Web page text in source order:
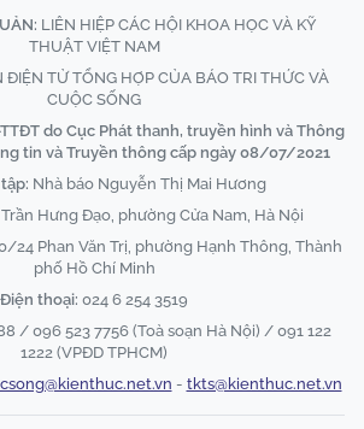
LIÊN HIỆP CÁC HỘI KHOA HỌC VÀ KỸ
THUẬT VIỆT NAM
ĐIỆN TỬ TỔNG HỢP CỦA BÁO TRI THỨC VÀ
CUỘC SỐNG
do Cục Phát thanh, truyền hình và Thông
tin và Truyền thông cấp ngày 08/07/2021
Nhà báo Nguyễn Thị Mai Hương
Hưng Đạo, phường Cửa Nam, Hà Nội
24 Phan Văn Trị, phường Hạnh Thông, Thành
phố Hồ Chí Minh
Điện thoại: 024 6 254 3519
/ 096 523 7756 (Toà soạn Hà Nội) / 091 122
1222 (VPĐD TPHCM)
- tkts@kienthuc.net.vn